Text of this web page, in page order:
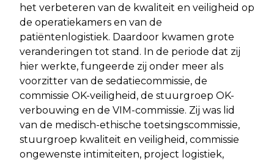
het verbeteren van de kwaliteit en veiligheid op
de operatiekamers en van de
patiëntenlogistiek. Daardoor kwamen grote
veranderingen tot stand. In de periode dat zij
hier werkte, fungeerde zij onder meer als
voorzitter van de sedatiecommissie, de
commissie OK-veiligheid, de stuurgroep OK-
verbouwing en de VIM-commissie. Zij was lid
van de medisch-ethische toetsingscommissie,
stuurgroep kwaliteit en veiligheid, commissie
ongewenste intimiteiten, project logistiek,